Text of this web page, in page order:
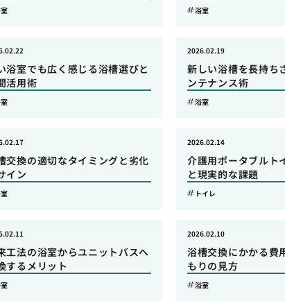
浴室
浴室でも広く感じる浴槽選びと
活用術
新しい浴槽を長持ち
ンテナンス術
2026.02.19
浴室
交換の適切なタイミングと劣化
イン
介護用ポータブルト
と現実的な課題
2026.02.14
トイレ
工法の浴室からユニットバスへ
するメリット
浴槽交換にかかる費
もりの見方
2026.02.10
浴室